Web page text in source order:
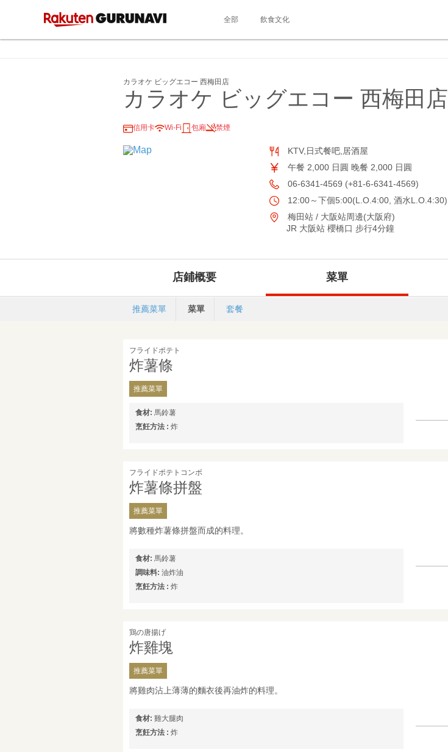
全部 飲食文化
カラオケ ビッグエコー 西梅田店
カラオケ ビッグエコー 西梅田店
信用卡 Wi-Fi 包廂 禁煙
KTV,日式餐吧,居酒屋
午餐 2,000 日圓 晚餐 2,000 日圓
06-6341-4569 (+81-6-6341-4569)
12:00～下個5:00(L.O.4:00, 酒水L.O.4:30)
梅田站 / 大阪站周邊(大阪府)
JR 大阪站 櫻橋口 步行4分鐘
店鋪概要 菜單
推薦菜單 菜單 套餐
フライドポテト
炸薯條
推薦菜單
食材: 馬鈴薯
烹飪方法 : 炸
フライドポテトコンボ
炸薯條拼盤
推薦菜單
將數種炸薯條拼盤而成的料理。
食材: 馬鈴薯
調味料: 油炸油
烹飪方法 : 炸
鶏の唐揚げ
炸雞塊
推薦菜單
將雞肉沾上薄薄的麵衣後再油炸的料理。
食材: 雞大腿肉
烹飪方法 : 炸